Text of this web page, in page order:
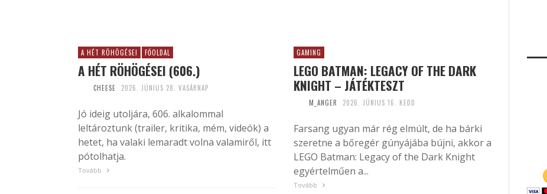
A HÉT RÖHÖGÉSEI FŐOLDAL
A HÉT RÖHÖGÉSEI (606.)
CHEESE 2026. JÚNIUS 28. VASÁRNAP
Jó ideig utoljára, 606. alkalommal
leltároztunk (trailer, kritika, mém, videók) a
hetet, ha valaki lemaradt volna valamiről, itt
pótolhatja.
Tovább
GAMING
LEGO BATMAN: LEGACY OF THE DARK
KNIGHT – JÁTÉKTESZT
M_ANGER 2026. JÚNIUS 16. KEDD
Farsang ugyan már rég elmúlt, de ha bárki
szeretne a bőregér gúnyájába bújni, akkor a
LEGO Batman: Legacy of the Dark Knight
egyértelműen a...
Tovább